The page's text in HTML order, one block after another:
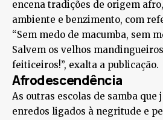
encena tradições de origem
ambiente e benzimento, com
“Sem medo de macumba, sem
Salvem os velhos
feiticeiros!”, exalta a publicação.
Afrodescendência
As outras escolas de samba
enredos ligados à negritude e